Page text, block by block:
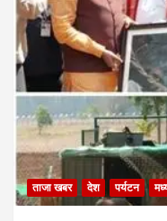
ताजा खबर देश पर्यटन